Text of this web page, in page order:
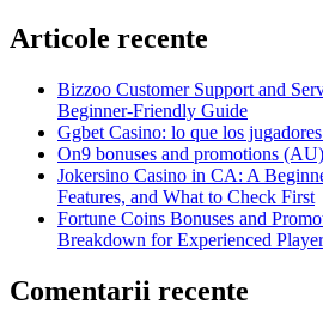
Articole recente
Bizzoo Customer Support and
Beginner-Friendly Guide
Ggbet Casino: lo que los
On9 bonuses and promotions
Jokersino Casino in CA: A
Features, and What to Check First
Fortune Coins Bonuses and
Breakdown for Experienced
Comentarii recente